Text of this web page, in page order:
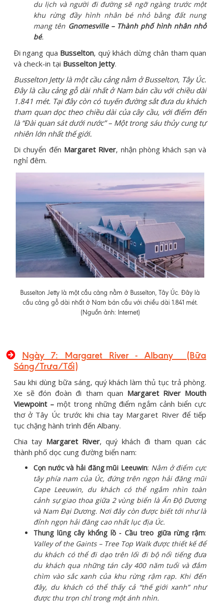
du lịch và người đi đường sẽ ngỡ ngàng trước một
khu rừng đầy hình nhân bé nhỏ bằng đất nung
mang tên Gnomesville – Thành phố hình nhân nhỏ
bé.
Đi ngang qua Busselton, quý khách dừng chân tham quan
và check-in tại Busselton Jetty.
Busselton Jetty là một cầu cảng nằm ở Busselton, Tây Úc.
Đây là cầu cảng gỗ dài nhất ở Nam bán cầu với chiều dài
1.841 mét. Tại đây còn có tuyến đường sắt đưa du khách
tham quan dọc theo chiều dài của cây cầu, với điểm đến
là “Đài quan sát dưới nước” – Một trong sáu thủy cung tự
nhiên lớn nhất thế giới.
Di chuyển đến Margaret River, nhận phòng khách sạn và
nghỉ đêm.
Busselton Jetty là một cầu cảng nằm ở Busselton, Tây Úc. Đây là
cầu cảng gỗ dài nhất ở Nam bán cầu với chiều dài 1.841 mét.
(Nguồn ảnh: Internet)
Ngày 7: Margaret River - Albany (Bữa
Sáng/Trưa/Tối)
Sau khi dùng bữa sáng, quý khách làm thủ tục trả phòng.
Xe sẽ đón đoàn đi tham quan Margaret River Mouth
Viewpoint – một trong những điểm ngắm cảnh biển cực
thơ ở Tây Úc trước khi chia tay Margaret River để tiếp
tục chặng hành trình đến Albany.
Chia tay Margaret River, quý khách đi tham quan các
thành phố dọc cung đường biển nam:
Cọn nước và hải đăng mũi Leeuwin: Nằm ở điểm cực
tây phía nam của Úc, đứng trên ngọn hải đăng mũi
Cape Leeuwin, du khách có thể ngắm nhìn toàn
cảnh sự giao thoa giữa 2 vùng biển là Ấn Độ Dương
và Nam Đại Dương. Nơi đây còn được biết tới như là
đỉnh ngọn hải đăng cao nhất lục địa Úc.
Thung lũng cây khổng lồ - Cầu treo giữa rừng rậm:
Valley of the Gaints – Tree Top Walk được thiết kế để
du khách có thể đi dạo trên lối đi bộ nổi tiếng đưa
du khách qua những tán cây 400 năm tuổi và đắm
chìm vào sắc xanh của khu rừng rậm rạp. Khi đến
đây, du khách có thể thấy cả “thế giới xanh” như
được thu trọn chỉ trong một ánh nhìn.